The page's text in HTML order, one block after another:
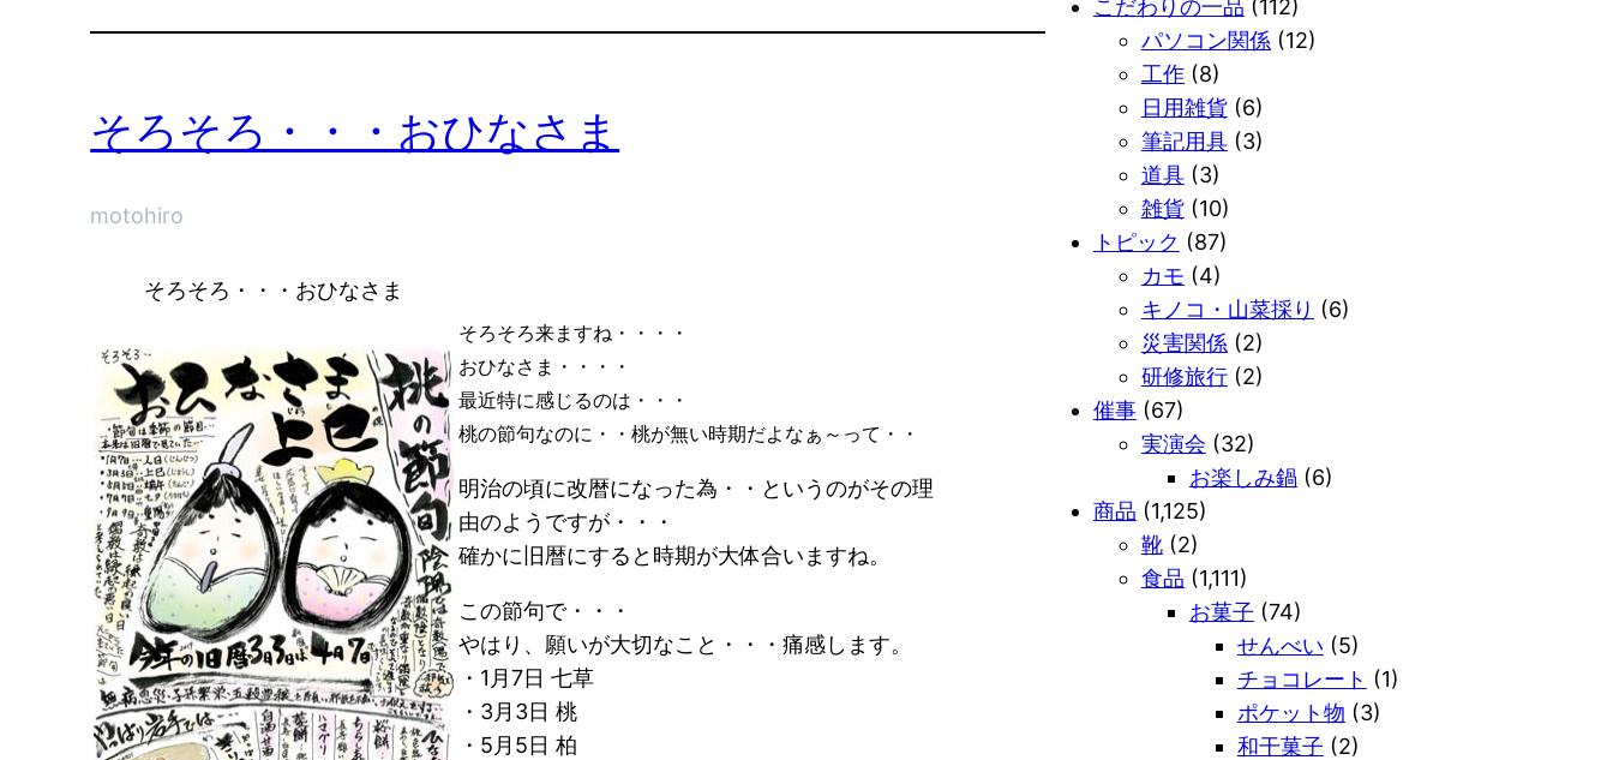
そろそろ・・・おひなさま
motohiro
そろそろ・・・おひなさま
そろそろ来ますね・・・・
おひなさま・・・・
最近特に感じるのは・・・
桃の節句なのに・・桃が無い時期だよなぁ～って・・
明治の頃に改暦になった為・・というのがその理
由のようですが・・・
確かに旧暦にすると時期が大体合いますね。
この節句で・・・
やはり、願いが大切なこと・・・痛感します。
・1月7日 七草
・3月3日 桃
・5月5日 柏
こだわりの一品 (112)
パソコン関係 (12)
工作(8)
日用雑貨(6)
筆記用具(3)
道具(3)
雑貨(10)
トピック (87)
カモ (4)
キノコ・山菜採り (6)
災害関係 (2)
研修旅行(2)
催事(67)
実演会 (32)
お楽しみ鍋 (6)
商品 (1,125)
靴(2)
食品 (1,111)
お菓子 (74)
せんべい (5)
チョコレート (1)
ポケット物 (3)
和干菓子 (2)